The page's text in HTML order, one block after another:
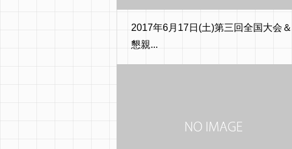
2017年6月17日(土)第三回全国大会＆
懇親...